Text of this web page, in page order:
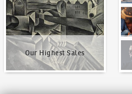
Our Highest Sales